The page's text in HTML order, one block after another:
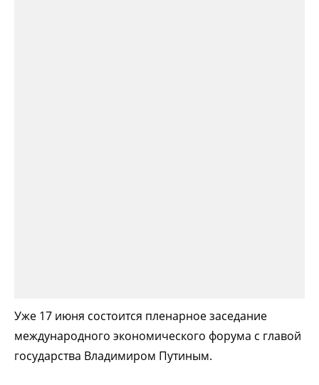
Уже 17 июня состоится пленарное заседание
международного экономического форума с главой
государства Владимиром Путиным.